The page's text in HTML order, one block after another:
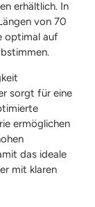
erhältlich. In
von 70
optimal auf
sorgt für eine
ermöglichen
das ideale
mit klaren